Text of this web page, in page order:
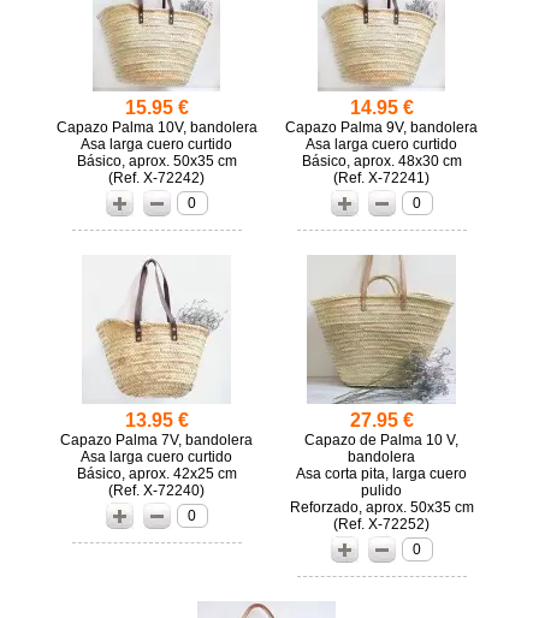
15.95 €
Capazo Palma 10V, bandolera
Asa larga cuero curtido
Básico, aprox. 50x35 cm
(
X-72242)
0
14.95 €
Capazo Palma 9V, bandolera
Asa larga cuero curtido
Básico, aprox. 48x30 cm
(
X-72241)
0
13.95 €
Capazo Palma 7V, bandolera
Asa larga cuero curtido
Básico, aprox. 42x25 cm
(
X-72240)
0
27.95 €
Capazo de Palma 10 V,
bandolera
Asa corta pita, larga cuero
pulido
Reforzado, aprox. 50x35 cm
(
X-72252)
0